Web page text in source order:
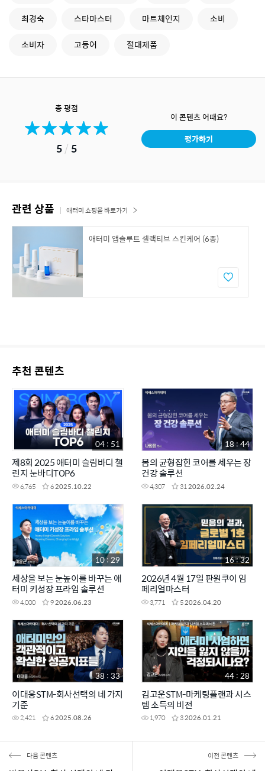
최경숙
스타마스터 마트체인지
소비
소비자
고등어 절대제품
총 평점
5/ 5
이 콘텐츠 어때요?
평가하기
관련 상품 애터미 쇼핑몰 바로가기
애터미 앱솔루트 셀랙티브 스킨케어 (6종)
추천 콘텐츠
제8회 2025 애터미 슬림바디 챌
린지 눈바디TOP6
6,765 62025.10.22
04 : 51
몸의 균형잡힌 코어를 세우는 장
건강 솔루션
4,307 312026.02.24
18 : 44
세상을 보는 눈높이를 바꾸는 애
터미 키성장 프라임 솔루션
4,000 92026.06.23
10 : 29
2026년 4월 17일 판원쿠이 임
페리얼마스터
3,771 52026.04.20
16 : 32
이대웅STM-회사선택의 네 가지
기준
2,421 62025.08.26
38 : 33
김고운STM-마케팅플랜과 시스
템 소득의 비전
1,970 32026.01.21
44 : 28
다음 콘텐츠 이전 콘텐츠